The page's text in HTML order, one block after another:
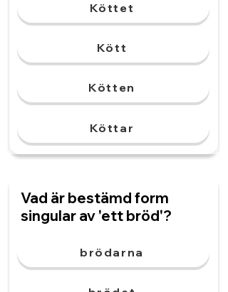
Köttet
Kött
Kötten
Köttar
Vad är bestämd form
singular av 'ett bröd'?
brödarna